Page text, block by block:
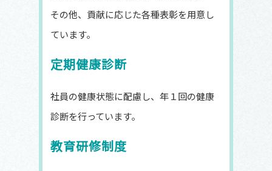
その他、貢献に応じた各種表彰を用意し
ています。
定期健康診断
社員の健康状態に配慮し、年１回の健康
診断を行っています。
教育研修制度